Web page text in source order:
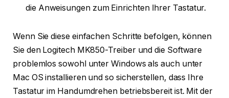
die Anweisungen zum Einrichten Ihrer Tastatur.
Wenn Sie diese einfachen Schritte befolgen, können
Sie den Logitech MK850-Treiber und die Software
problemlos sowohl unter Windows als auch unter
Mac OS installieren und so sicherstellen, dass Ihre
Tastatur im Handumdrehen betriebsbereit ist. Mit der